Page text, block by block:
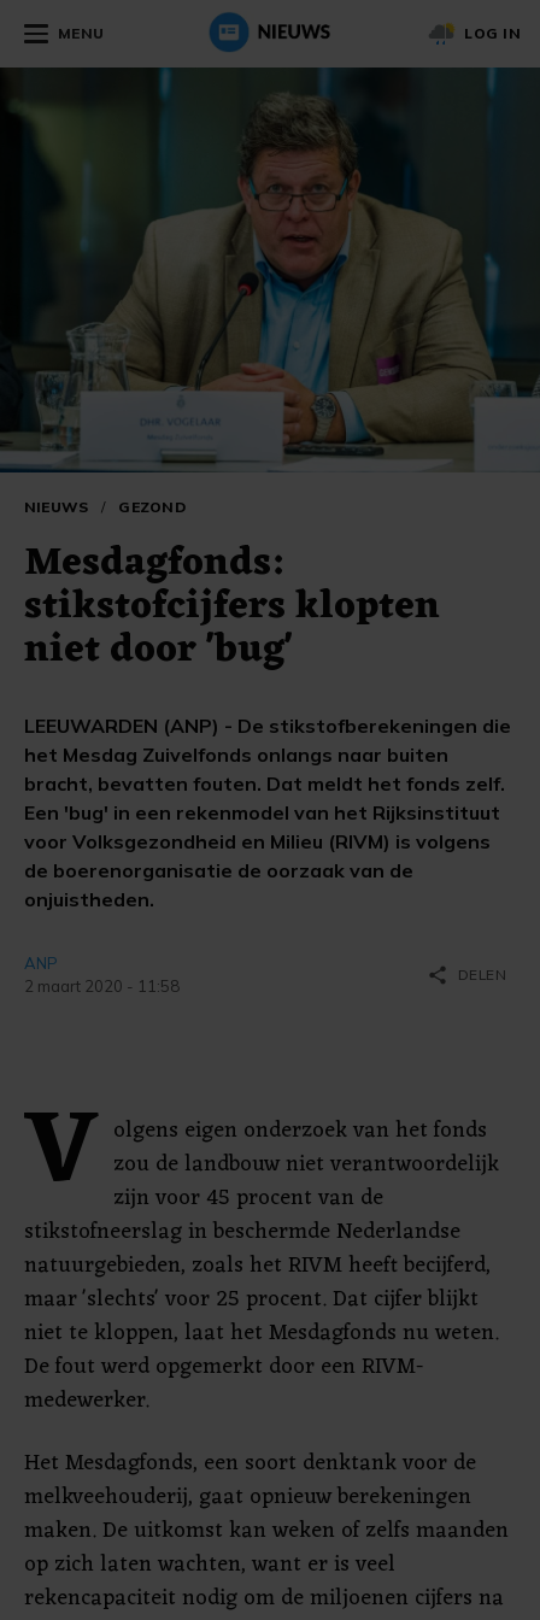
MENU LOG IN
NIEUWS / GEZOND
Mesdagfonds:
stikstofcijfers klopten
niet door 'bug'
LEEUWARDEN (ANP) - De stikstofberekeningen die
het Mesdag Zuivelfonds onlangs naar buiten
bracht, bevatten fouten. Dat meldt het fonds zelf.
Een 'bug' in een rekenmodel van het Rijksinstituut
voor Volksgezondheid en Milieu (RIVM) is volgens
de boerenorganisatie de oorzaak van de
onjuistheden.
ANP
2 maart 2020 - 11:58
share DELEN
V olgens eigen onderzoek van het fonds
zou de landbouw niet verantwoordelijk
zijn voor 45 procent van de
stikstofneerslag in beschermde Nederlandse
natuurgebieden, zoals het RIVM heeft becijferd,
maar 'slechts' voor 25 procent. Dat cijfer blijkt
niet te kloppen, laat het Mesdagfonds nu weten.
De fout werd opgemerkt door een RIVM-
medewerker.
Het Mesdagfonds, een soort denktank voor de
melkveehouderij, gaat opnieuw berekeningen
maken. De uitkomst kan weken of zelfs maanden
op zich laten wachten, want er is veel
rekencapaciteit nodig om de miljoenen cijfers na